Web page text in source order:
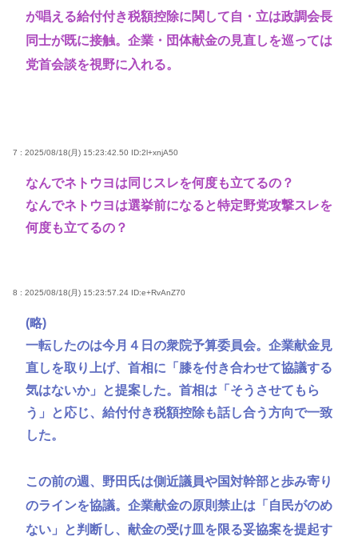
が唱える給付付き税額控除に関して自・立は政調会長
同士が既に接触。企業・団体献金の見直しを巡っては
党首会談を視野に入れる。
7 : 2025/08/18(月) 15:23:42.50 ID:2l+xnjA50
なんでネトウヨは同じスレを何度も立てるの？
なんでネトウヨは選挙前になると特定野党攻撃スレを
何度も立てるの？
8 : 2025/08/18(月) 15:23:57.24 ID:e+RvAnZ70
(略)
一転したのは今月４日の衆院予算委員会。企業献金見
直しを取り上げ、首相に「膝を付き合わせて協議する
気はないか」と提案した。首相は「そうさせてもら
う」と応じ、給付付き税額控除も話し合う方向で一致
した。
この前の週、野田氏は側近議員や国対幹部と歩み寄り
のラインを協議。企業献金の原則禁止は「自民がのめ
ない」と判断し、献金の受け皿を限る妥協案を提起す